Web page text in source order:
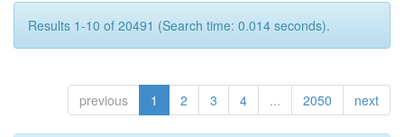
Results 1-10 of 20491 (Search time: 0.014 seconds).
previous 1 2 3 4 ... 2050 next